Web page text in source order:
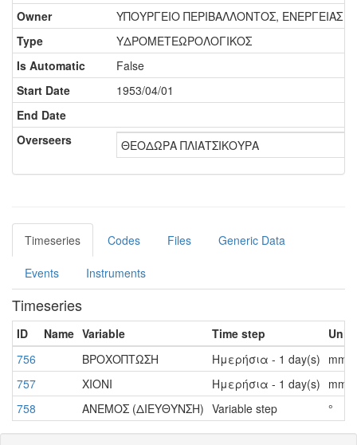
Owner
ΥΠΟΥΡΓΕΙΟ ΠΕΡΙΒΑΛΛΟΝΤΟΣ, ΕΝΕΡΓΕΙΑΣ
Type
ΥΔΡΟΜΕΤΕΩΡΟΛΟΓΙΚΟΣ
Is Automatic
False
Start Date
1953/04/01
End Date
Overseers
ΘΕΟΔΩΡΑ ΠΛΙΑΤΣΙΚΟΥΡΑ
Timeseries Codes Files Generic Data
Events Instruments
Timeseries
ID Name Variable Time step
Unit
756
ΒΡΟΧΟΠΤΩΣΗ Ημερήσια - 1 day(s) mm
757
ΧΙΟΝΙ Ημερήσια - 1 day(s) mm
758
ΑΝΕΜΟΣ (ΔΙΕΥΘΥΝΣΗ) Variable step °